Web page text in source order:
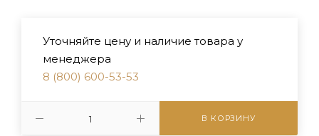
Уточняйте цену и наличие товара у
менеджера
8 (800) 600-53-53
В КОРЗИНУ